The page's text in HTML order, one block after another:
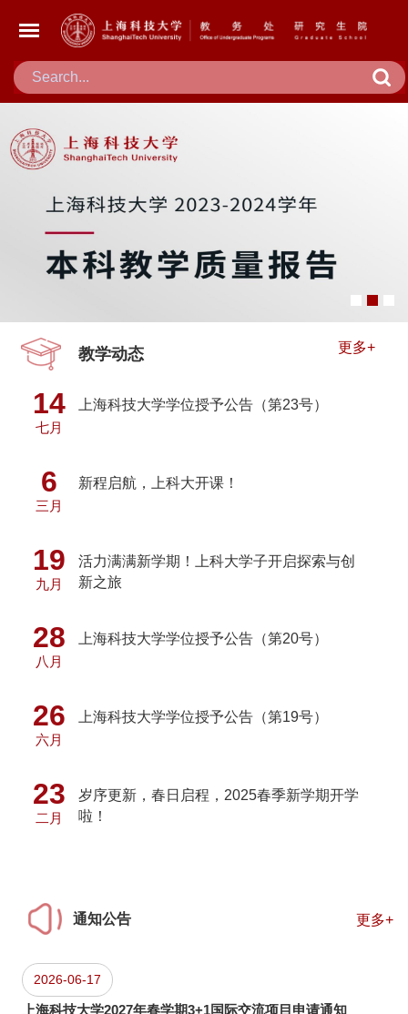
教学动态 更多+
14
七月
上海科技大学学位授予公告（第23号）
6
三月
新程启航，上科大开课！
19
九月
活力满满新学期！上科大学子开启探索与创
新之旅
28
八月
上海科技大学学位授予公告（第20号）
26
六月
上海科技大学学位授予公告（第19号）
23
二月
岁序更新，春日启程，2025春季新学期开学
啦！
通知公告 更多+
2026-06-17
上海科技大学2027年春学期3+1国际交流项目申请通知